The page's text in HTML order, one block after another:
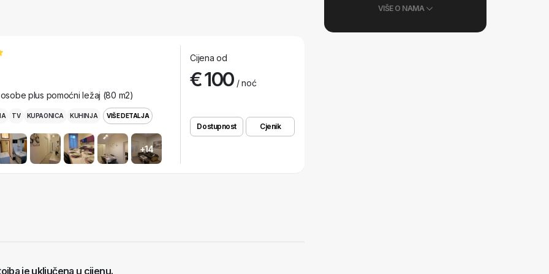
plus pomoćni ležaj (80 m2)
TV KUPAONICA KUHINJA VIŠE DETALJA
+14
Cijena od
€ 100/ noć
Dostupnost Cjenik
je uključena u cijenu.
VIŠE O NAMA